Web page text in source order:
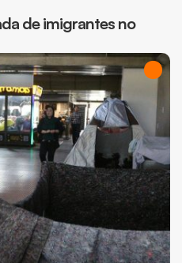
de imigrantes no